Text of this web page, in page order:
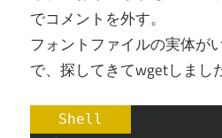
でコメントを外す。
フォントファイルの実体が
で、探してきてwgetしまし
Shell